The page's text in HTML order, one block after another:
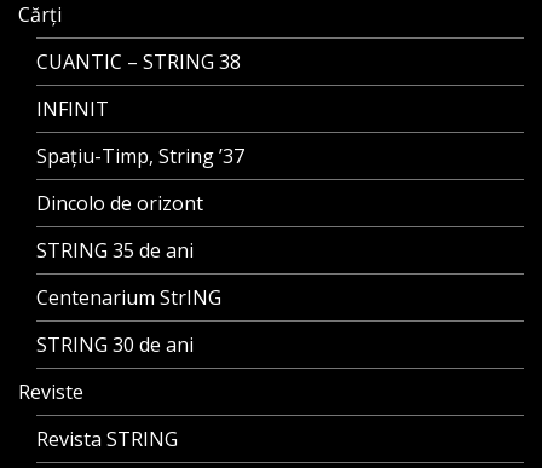
Cărți
CUANTIC – STRING 38
INFINIT
Spațiu-Timp, String ’37
Dincolo de orizont
STRING 35 de ani
Centenarium StrING
STRING 30 de ani
Reviste
Revista STRING